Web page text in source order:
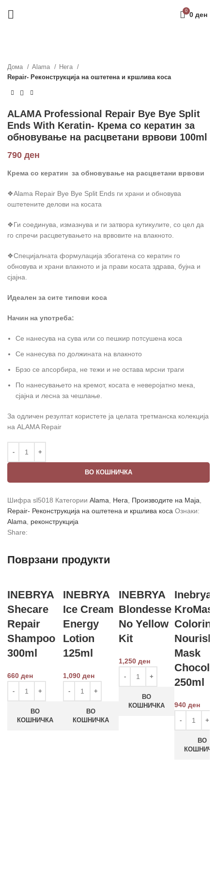
0 0 ден
Дома Alama
Нега
Repair- Реконструкција на оштетена и кршлива коса
ALAMA Professional Repair Bye Bye Split
Ends With Keratin- Крема со кератин за
обновување на расцветани врвови 100ml
790 ден
Крема со кератин за обновување на расцветани врвови
❖Alama Repair Bye Bye Split Ends ги храни и обновува
оштетените делови на косата
❖Ги соединува, измазнува и ги затвора кутикулите, со цел да
го спречи расцветувањето на врвовите на влакното.
❖Специјалната формулација збогатена со кератин го
обновува и храни влакното и ја прави косата здрава, бујна и
сјајна.
Идеален за сите типови коса
Начин на употреба:
Се нанесува на сува или со пешкир потсушена коса
Се нанесува по должината на влакното
Брзо се апсорбира, не тежи и не остава мрсни траги
По нанесувањето на кремот, косата е неверојатно мека,
сјајна и лесна за чешлање.
За одличен резултат користете ја целата третманска колекција
на ALAMA Repair
ВО КОШНИЧКА
Шифра sl5018 Категории Alama Нега Производите на Маја
Repair- Реконструкција на оштетена и кршлива коса Ознаки:
Alama
реконструкција
Share:
Поврзани продукти
INEBRYA
Shecare
Repair
Shampoo
300ml
660 ден
ВО
КОШНИЧКА
INEBRYA
Ice Cream
Energy
Lotion
125ml
1,090 ден
ВО
КОШНИЧКА
INEBRYA
Blondesse
No Yellow
Kit
1,250 ден
ВО
КОШНИЧКА
Inebrya
Coloring
Mask
250ml
940 ден
ВО